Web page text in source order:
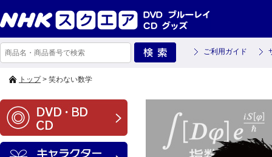
ご利用ガイド
トップ> 笑わない数学